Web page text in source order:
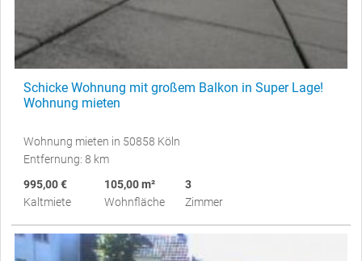
Schicke Wohnung mit großem Balkon in Super Lage!
Wohnung mieten
Wohnung mieten in 50858 Köln
Entfernung: 8 km
995,00 €
Kaltmiete
105,00 m²
Wohnfläche
3
Zimmer